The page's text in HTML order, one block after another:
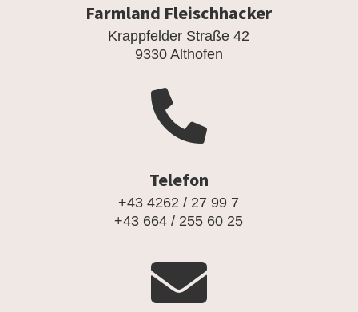
Farmland Fleischhacker
Krappfelder Straße 42
9330 Althofen

Telefon
+43 4262 / 27 99 7
+43 664 / 255 60 25
